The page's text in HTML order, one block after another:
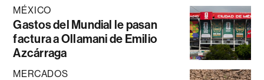
MÉXICO
Gastos del Mundial le pasan
factura a Ollamani de Emilio
Azcárraga
MERCADOS